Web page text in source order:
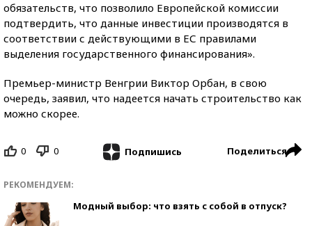
обязательств, что позволило Европейской комиссии
подтвердить, что данные инвестиции производятся в
соответствии с действующими в ЕС правилами
выделения государственного финансирования».
Премьер-министр Венгрии Виктор Орбан, в свою
очередь, заявил, что надеется начать строительство как
можно скорее.
0 0 Подпишись Поделиться
РЕКОМЕНДУЕМ:
Модный выбор: что взять с собой в отпуск?